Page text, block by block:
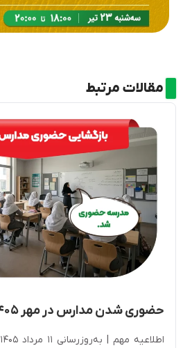
مقالات مرتبط
سال تحصیلی جدید